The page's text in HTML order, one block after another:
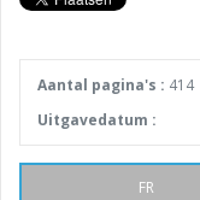
Aantal pagina's : 414
Uitgavedatum :
FR